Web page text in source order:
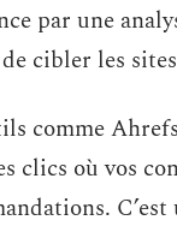
par une
cibler les
comme
clics où vos